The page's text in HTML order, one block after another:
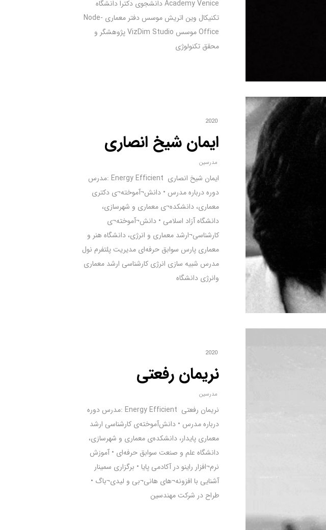
Academy Venice دانشجوی دکترا دانشگاه
تکنیکال وین اتریش موسس دفتر معماری Node-
Office موسس VizDim Studio پژوهشگر و
محقق تکنولوژی
2020
ایمان شیخ انصاری
مدرسین
ایمان شیخ انصاری Energy Efficient :مدرس
دوره درباره مدرس • دانش¬آموخته¬ی دکتری
معماری، دانشکده¬ی معماری و شهرسازی،
دانشگاه آزاد اسلامی • دانش¬آموخته¬ی
کارشناسی¬ارشد معماری و انرژی، دانشگاه هنر و
معماری پارس سوابق حرفه‌ای مدیریت پلتفرم نول
مدرس شبیه سازی انرژی کارشناسی ارشد معماری
وانرژی دانشگاه
2020
نریمان رفعتی
مدرسین
نریمان رفعتی Energy Efficient :مدرس دوره
درباره مدرس • دانش‌آموخته‌ی کارشناسی‌ ارشد
معماری پایدار، دانشکده‌ی معماری و شهرسازی،
دانشگاه علم و صنعت سوابق حرفه‌ای • آموزش
نرم¬افزار راینو در آکادمی پایا • برگزاری سمینار
آشنایی با افزونه¬های هانی¬بی و لیدی¬باگ •
طراح در شرکت مهندسین